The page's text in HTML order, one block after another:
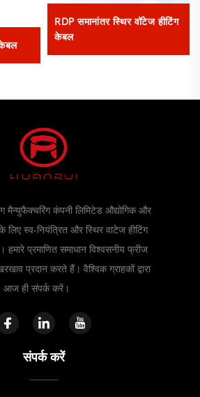
केबल
RDP समानांतर स्थिर वॉटेज हीटिंग
केबल
कंपनी लिमिटेड औद्योगिक और
लिए स्व-नियंत्रित और स्थिर वाटेज हीटिंग
प्रमाणित समाधान विश्वसनीय फ्रीज
प्रदान करते हैं। वैश्विक ग्राहकों द्वारा
आज ही संपर्क करें।
संपर्क करें